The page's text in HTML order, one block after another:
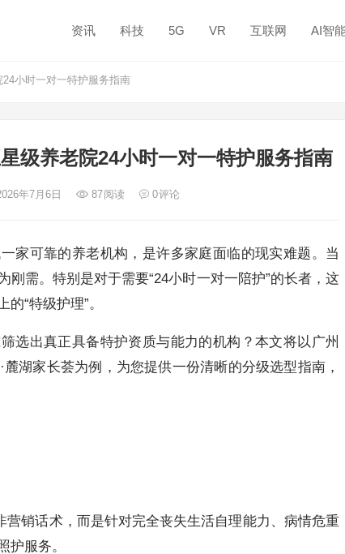
资讯 科技 5G VR 互联网 AI智
小时一对一特护服务指南
级养老院24小时一对一特护服务指南
年7月6日 87阅读 0评论
家可靠的养老机构，是许多家庭面临的现实难题。当
需。特别是对于需要“24小时一对一陪护”的长者，这
“特级护理”。
选出真正具备特护资质与能力的机构？本文将以广州
湖家长荟为例，为您提供一份清晰的分级选型指南，
营销话术，而是针对完全丧失生活自理能力、病情危重
护服务。